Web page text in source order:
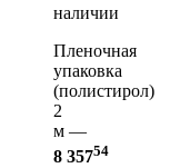
наличии
Пленочная
упаковка
(полистирол)
2
м —
8 35754